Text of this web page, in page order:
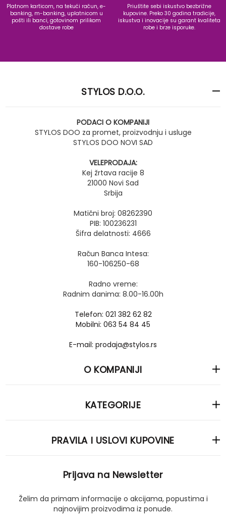
Platnom karticom, na tekući račun, e-
banking, m-banking, uplatnicom u
pošti ili banci, gotovinom prilikom
dostave robe
Priuštite sebi iskustvo bezbrižne
kupovine. Preko 30 godina tradicije,
iskustva i inovacije su garant kvaliteta
robe i brze isporuke.
STYLOS D.O.O.
PODACI O KOMPANIJI
STYLOS DOO za promet, proizvodnju i usluge
STYLOS DOO NOVI SAD
VELEPRODAJA:
Kej žrtava racije 8
21000 Novi Sad
Srbija
Matični broj: 08262390
PIB: 100236231
Šifra delatnosti: 4666
Račun Banca Intesa:
160-106250-68
Radno vreme:
Radnim danima: 8.00-16.00h
Telefon: 021 382 62 82
Mobilni: 063 54 84 45
E-mail: prodaja@stylos.rs
O KOMPANIJI
KATEGORIJE
PRAVILA I USLOVI KUPOVINE
Prijava na Newsletter
Želim da primam informacije o akcijama, popustima i
najnovijim proizvodima iz ponude.